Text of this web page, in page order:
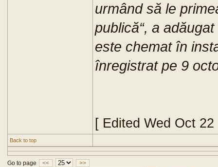
urmând să le
publică“, a
este chemat în
înregistrat pe 9
[ Edited Wed Oct
Back to top
Go to page <<
>>